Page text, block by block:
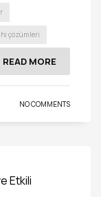
çözümleri
READ MORE
NO COMMENTS
Etkili